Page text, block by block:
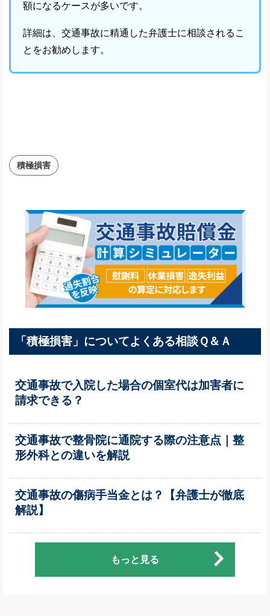
額になるケースが多いです。
詳細は、交通事故に精通した弁護士に相談されるこ
とをお勧めします。
積極損害
「積極損害」についてよくある相談Ｑ＆Ａ
交通事故で入院した場合の個室代は加害者に
請求できる？
交通事故で整骨院に通院する際の注意点｜整
形外科との違いを解説
交通事故の傷病手当金とは？【弁護士が徹底
解説】
もっと見る